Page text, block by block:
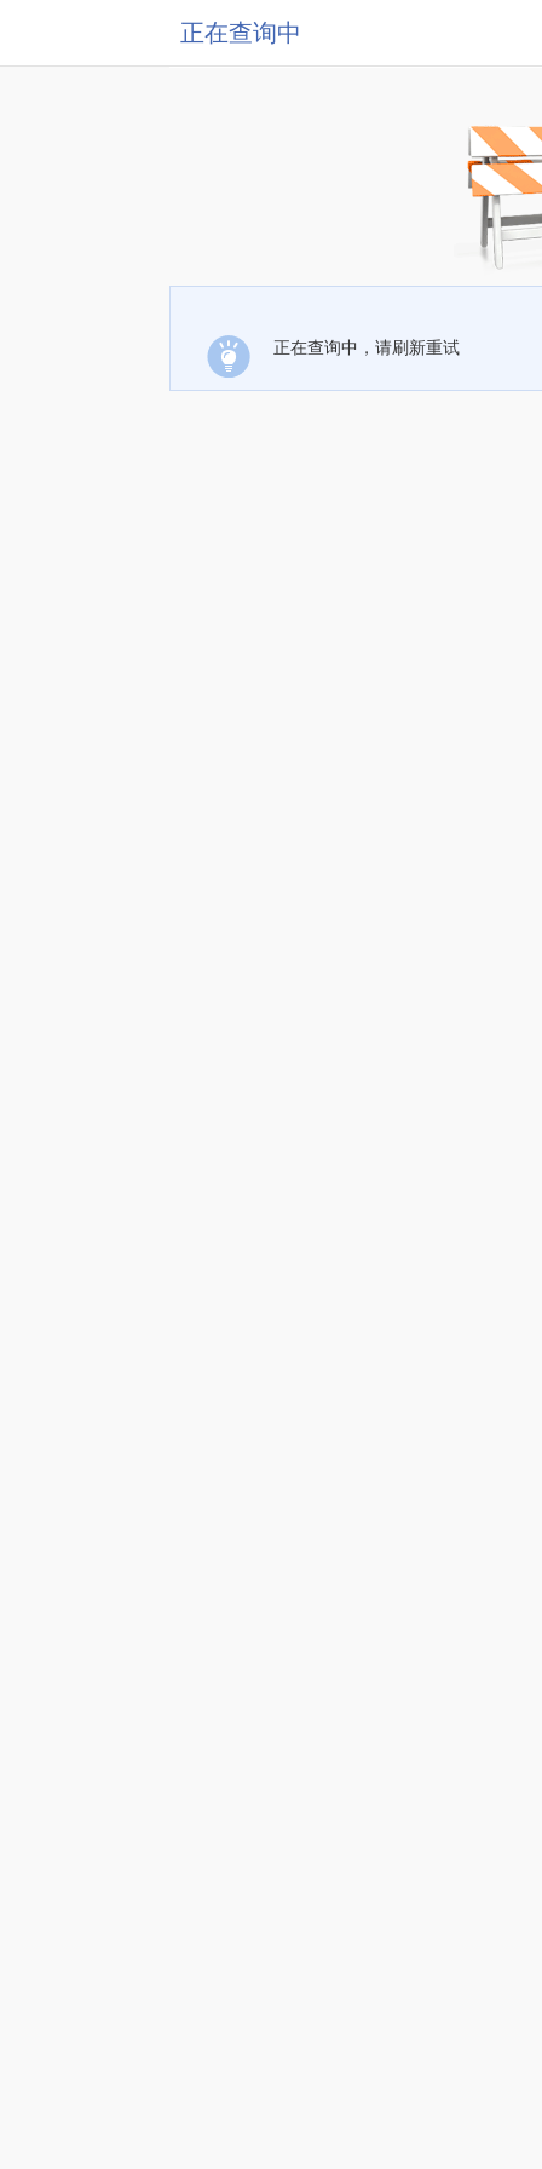
正在查询中
正在查询中，请刷新重试